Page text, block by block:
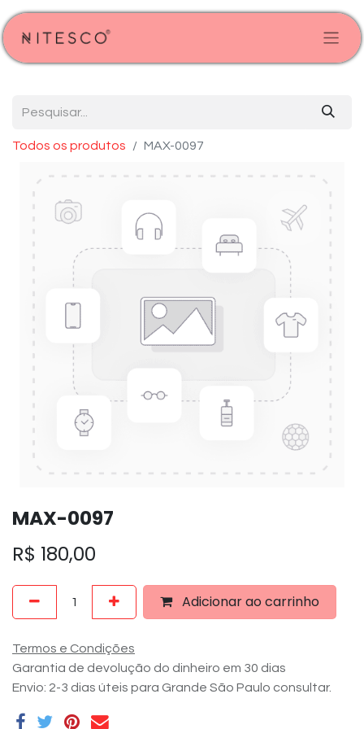
Todos os produtos MAX-0097
MAX-0097
R$ 180,00
Adicionar ao carrinho
Termos e Condições
Garantia de devolução do dinheiro em 30 dias
Envio: 2-3 dias úteis para Grande São Paulo consultar.